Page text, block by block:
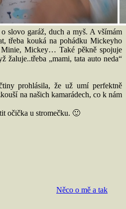
slovo garáž, duch a myš. A všímám
třeba kouká na pohádku Mickeyho
Mickey… Také pěkně spojuje
žaluje..třeba „mami, tata auto neda“
prohlásila, že už umí perfektně
na našich kamarádech, co k nám
očička u stromečku. 🙂
Něco o mě a tak